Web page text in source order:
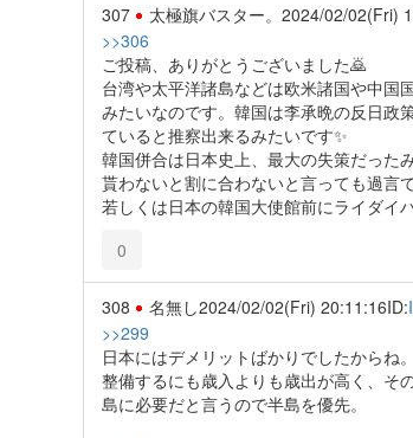
307 太極旗バスター。 2024/02/02(Fri)
>>306
ご投稿、ありがとうございました🙇
台湾や太平洋諸島などは欧米諸国や中国
みたいなのです。韓国は李承晩の反日政
ていると推察出来るみたいです✨
韓国併合は日本史上、最大の失策だった
貰わないと割に合わないと言っても過言
若しくは日本の韓国大使館前にライダイ
0
308 名無し2024/02/02(Fri) 20:11:16ID:
>>299
日本にはデメリットばかりでしたからね。
整備するにも歳入よりも歳出が高く、そ
島に必要だと言うので半島を優先。